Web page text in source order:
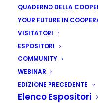
QUADERNO DELLA
YOUR FUTURE IN
VISITATORI
ESPOSITORI
COMMUNITY
WEBINAR
EDIZIONE PRECEDENTE
Elenco Espositori